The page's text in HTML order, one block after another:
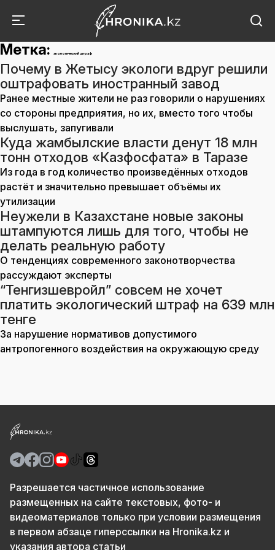
Метка: экологический штраф
Почему в Жетысу экологи вдруг решили
оштрафовать иностранный завод
Ранее местные жители не раз говорили о нарушениях
со стороны предприятия, но их, вместо того чтобы
выслушать, запугивали
Куда жамбылские власти денут 18 млн
тонн отходов «Казфосфата» в Таразе
Из года в год количество произведённых отходов
растёт и значительно превышает объёмы их
утилизации
Неужели в Казахстане новые законы
штампуются лишь для того, чтобы не
делать реальную работу
О тенденциях современного законотворчества
рассуждают эксперты
“Тенгизшевройл” совсем не хочет
платить экологический штраф на 639 млн
тенге
За нарушение нормативов допустимого
антропогенного воздействия на окружающую среду
Разрешается частичное использование
размещенных на сайте текстовых, фото- и
видеоматериалов только при условии размещения
в первом абзаце гиперссылки на Hronika.kz и
указания автора статьи